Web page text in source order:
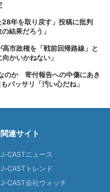
28年を取り戻す」投稿に批判
結果だろう」
市政権を「戦前回帰路線」と
かいかねない」
のか 寄付報告への中傷にあき
バッサリ「汚い心だね」
関連サイト
J-CASTニュース
J-CASTトレンド
J-CAST会社ウォッチ